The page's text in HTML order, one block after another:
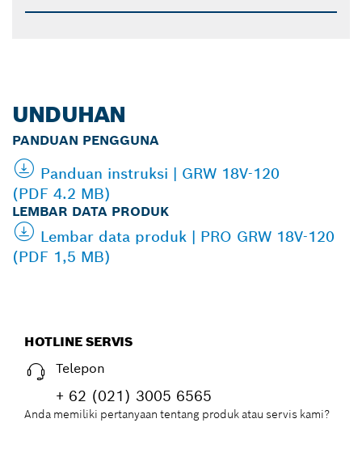
UNDUHAN
PANDUAN PENGGUNA
Panduan instruksi | GRW 18V-120
(PDF 4.2 MB)
LEMBAR DATA PRODUK
Lembar data produk | PRO GRW 18V-120
(PDF 1,5 MB)
HOTLINE SERVIS
Telepon
+ 62 (021) 3005 6565
Anda memiliki pertanyaan tentang produk atau servis kami?